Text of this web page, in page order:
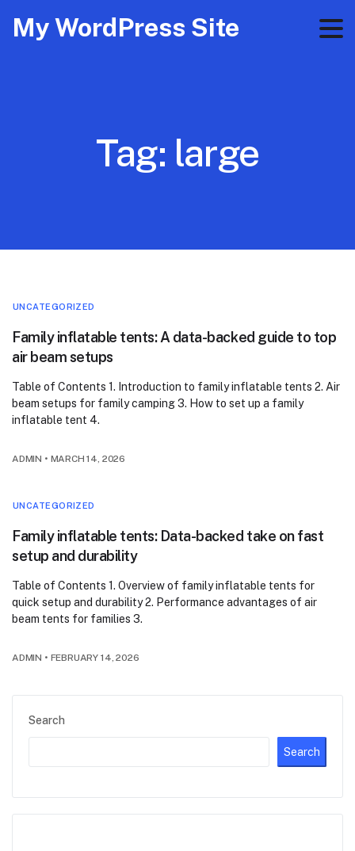
My WordPress Site
Tag: large
Search
Search
UNCATEGORIZED
Family inflatable tents: A data-backed guide to top
air beam setups
Table of Contents 1. Introduction to family inflatable tents 2. Air
beam setups for family camping 3. How to set up a family
inflatable tent 4.
ADMIN • MARCH 14, 2026
UNCATEGORIZED
Family inflatable tents: Data-backed take on fast
setup and durability
Table of Contents 1. Overview of family inflatable tents for
quick setup and durability 2. Performance advantages of air
beam tents for families 3.
ADMIN • FEBRUARY 14, 2026